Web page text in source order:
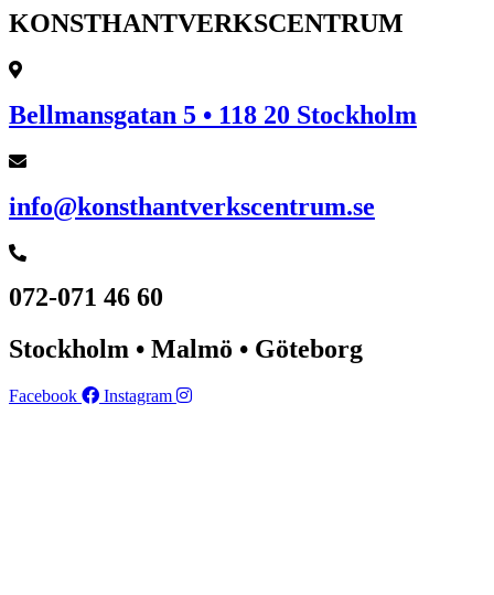
KONSTHANTVERKSCENTRUM
Bellmansgatan 5 • 118 20 Stockholm
info@konsthantverkscentrum.se
072-071 46 60
Stockholm • Malmö • Göteborg
Facebook Instagram